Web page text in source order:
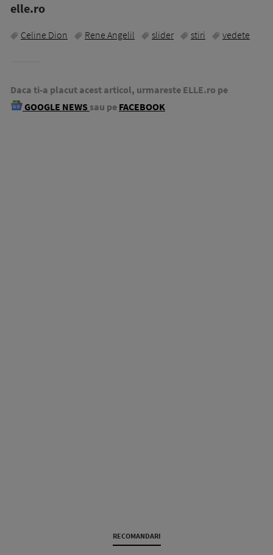
elle.ro
Celine Dion Rene Angelil slider stiri vedete
Daca ti-a placut acest articol, urmareste ELLE.ro pe
GOOGLE NEWS sau pe FACEBOOK
RECOMANDARI